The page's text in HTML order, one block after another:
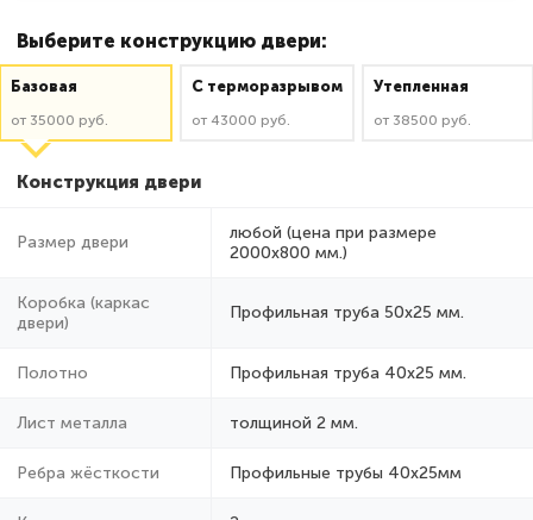
Выберите конструкцию двери:
Базовая
от 35000 руб.
C терморазрывом
от 43000 руб.
Утепленная
от 38500 руб.
Конструкция двери
Размер двери
любой (цена при размере
2000x800 мм.)
Коробка (каркас
двери)
Профильная труба 50х25 мм.
Полотно Профильная труба 40х25 мм.
Лист металла толщиной 2 мм.
Ребра жёсткости Профильные трубы 40х25мм